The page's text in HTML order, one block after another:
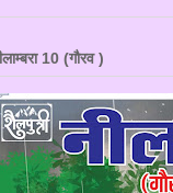
10 (गौरव )